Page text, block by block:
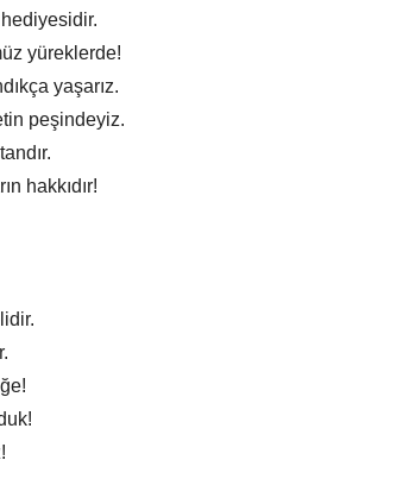
yüreklerde!
yaşarız.
peşindeyiz.
hakkıdır!